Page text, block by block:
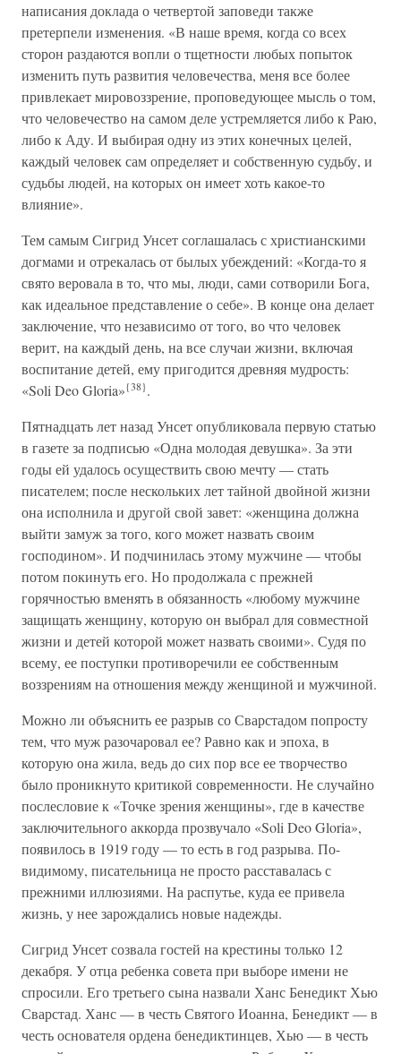
написания доклада о четвертой заповеди также
претерпели изменения. «В наше время, когда со всех
сторон раздаются вопли о тщетности любых попыток
изменить путь развития человечества, меня все более
привлекает мировоззрение, проповедующее мысль о том,
что человечество на самом деле устремляется либо к Раю,
либо к Аду. И выбирая одну из этих конечных целей,
каждый человек сам определяет и собственную судьбу, и
судьбы людей, на которых он имеет хоть какое-то
влияние».
Тем самым Сигрид Унсет соглашалась с христианскими
догмами и отрекалась от былых убеждений: «Когда-то я
свято веровала в то, что мы, люди, сами сотворили Бога,
как идеальное представление о себе». В конце она делает
заключение, что независимо от того, во что человек
верит, на каждый день, на все случаи жизни, включая
воспитание детей, ему пригодится древняя мудрость:
«Soli Deo Gloria»{38}.
Пятнадцать лет назад Унсет опубликовала первую статью
в газете за подписью «Одна молодая девушка». За эти
годы ей удалось осуществить свою мечту — стать
писателем; после нескольких лет тайной двойной жизни
она исполнила и другой свой завет: «женщина должна
выйти замуж за того, кого может назвать своим
господином». И подчинилась этому мужчине — чтобы
потом покинуть его. Но продолжала с прежней
горячностью вменять в обязанность «любому мужчине
защищать женщину, которую он выбрал для совместной
жизни и детей которой может назвать своими». Судя по
всему, ее поступки противоречили ее собственным
воззрениям на отношения между женщиной и мужчиной.
Можно ли объяснить ее разрыв со Сварстадом попросту
тем, что муж разочаровал ее? Равно как и эпоха, в
которую она жила, ведь до сих пор все ее творчество
было проникнуто критикой современности. Не случайно
послесловие к «Точке зрения женщины», где в качестве
заключительного аккорда прозвучало «Soli Deo Gloria»,
появилось в 1919 году — то есть в год разрыва. По-
видимому, писательница не просто расставалась с
прежними иллюзиями. На распутье, куда ее привела
жизнь, у нее зарождались новые надежды.
Сигрид Унсет созвала гостей на крестины только 12
декабря. У отца ребенка совета при выборе имени не
спросили. Его третьего сына назвали Ханс Бенедикт Хью
Сварстад. Ханс — в честь Святого Иоанна, Бенедикт — в
честь основателя ордена бенедиктинцев, Хью — в честь